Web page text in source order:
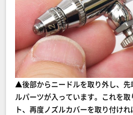
▲後部からニードルを取り外し、
ルパーツが入っています。これを
ト、再度ノズルカバーを取り付け